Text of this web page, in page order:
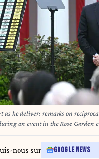
as he delivers remarks on
an event in the Rose Garden
DC, on April 2, 2025.
in a move that threatens to
the European Union and
nous sur GOOGLE NEWS